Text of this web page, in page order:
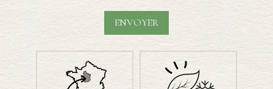
ENVOYER